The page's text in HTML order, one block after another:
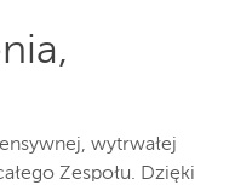
wytrwałej
Zespołu. Dzięki